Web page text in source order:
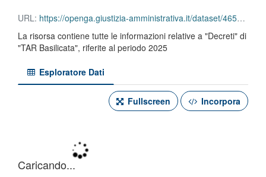
URL: https://openga.giustizia-amministrativa.it/dataset/46522e55-c112-4a7c-b615-550c3f8a9fa6/resource/50fbae26-0e34-4113-a7eb-f013e2c64459/download/tar-basilicata-decreti-2025.json
La risorsa contiene tutte le informazioni relative a "Decreti" di
"TAR Basilicata", riferite al periodo 2025
Esploratore Dati
Fullscreen Incorpora